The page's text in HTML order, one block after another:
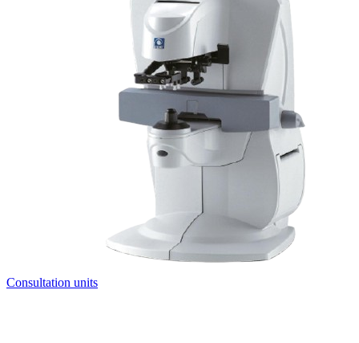
Consultation units